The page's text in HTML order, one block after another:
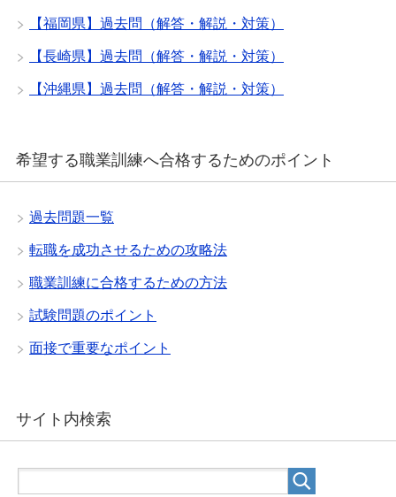
【福岡県】過去問（解答・解説・対策）
【長崎県】過去問（解答・解説・対策）
【沖縄県】過去問（解答・解説・対策）
希望する職業訓練へ合格するためのポイント
過去問題一覧
転職を成功させるための攻略法
職業訓練に合格するための方法
試験問題のポイント
面接で重要なポイント
サイト内検索